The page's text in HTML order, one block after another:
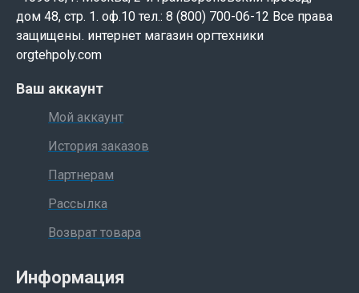
Примечание: лазерный принтер Kyocera FS-1920N
снят с производства.
дом 48, стр. 1. оф.10 тел.: 8 (800) 700-06-12 Все права
защищены. интернет магазин оргтехники
orgtehpoly.com
Ваш аккаунт
Мой аккаунт
История заказов
Партнерам
Рассылка
Возврат товара
Информация